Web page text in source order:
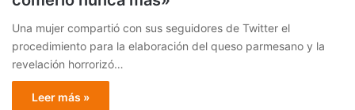
Una mujer compartió con sus seguidores de Twitter el
procedimiento para la elaboración del queso parmesano y la
revelación horrorizó…
Leer más »